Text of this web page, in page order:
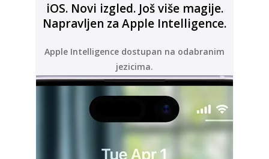
iOS. Novi izgled. Još više magije.
Napravljen za Apple Intelligence.
Apple Intelligence dostupan na odabranim
jezicima.